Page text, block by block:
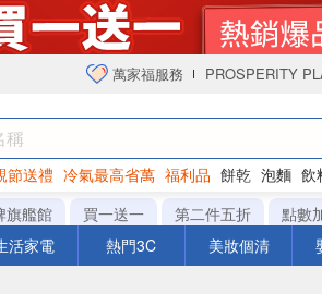
萬家福服務 PROSPERITY
節送禮 冷氣最高省萬 福利品 餅乾 泡麵 飲
旗艦館 買一送一 第二件五折 點數
活家電 熱門3C 美妝個清